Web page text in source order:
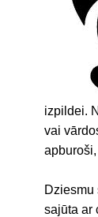
izpildei.
vai
Dziesmu
sajūta ar